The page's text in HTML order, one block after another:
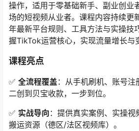
操作，适用于零基础新手、副业创业
场的短视频从业者。课程内容持续
年最新平台规则、工具方法与实操技
握TikTok运营核心，实现流量增长与
课程亮点
✅ 全流程覆盖 ：从手机刷机、账号
二创到贝宝收款，一步到位。
✅ 实战导向 ：提供真实案例、实操
搬运资源（德区/法区视频库）。